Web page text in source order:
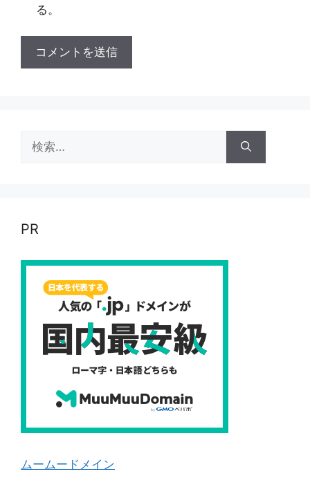
る。
索:
PR
ムームードメイン